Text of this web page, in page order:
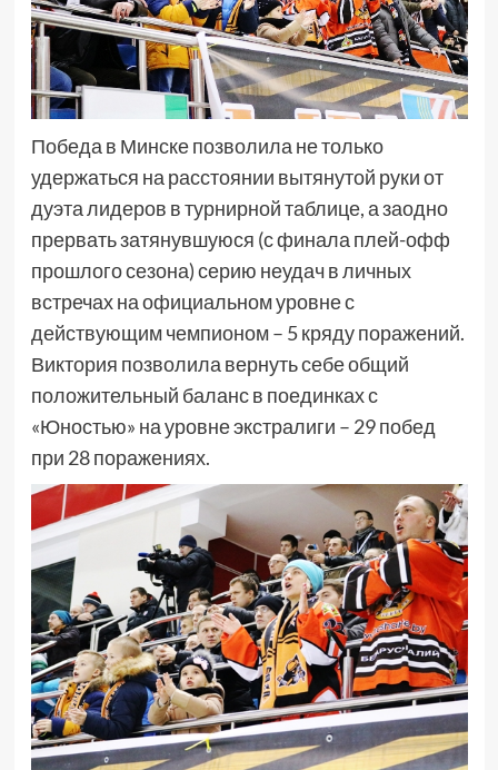
Победа в Минске позволила не только
удержаться на расстоянии вытянутой руки от
дуэта лидеров в турнирной таблице, а заодно
прервать затянувшуюся (с финала плей-офф
прошлого сезона) серию неудач в личных
встречах на официальном уровне с
действующим чемпионом – 5 кряду поражений.
Виктория позволила вернуть себе общий
положительный баланс в поединках с
«Юностью» на уровне экстралиги – 29 побед
при 28 поражениях.